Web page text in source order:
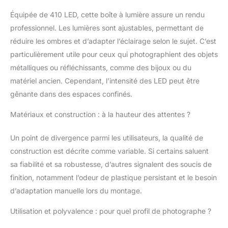
la boîte lumineuse a un
élevé de 95+, un
réglage de la luminosité
de 1 % à 100 %, pas de
stroboscope ni de
pouvez créer des
lumières plus
douces, offrant un effet
et vif. Bon effet de
collecte de lumière : le
tissu réfléchissant
argenté interne répartit
uniformément la
lumière pour éviter les
diffuseur de lumière
Équipée de 410 LED, cette boîte à lumière assure un rendu
professionnel. Les lumières sont ajustables, permettant de
réduire les ombres et d’adapter l’éclairage selon le sujet. C’est
particulièrement utile pour ceux qui photographient des objets
métalliques ou réfléchissants, comme des bijoux ou du
matériel ancien. Cependant, l’intensité des LED peut être
gênante dans des espaces confinés.
Matériaux et construction : à la hauteur des attentes ?
Un point de divergence parmi les utilisateurs, la qualité de
construction est décrite comme variable. Si certains saluent
sa fiabilité et sa robustesse, d’autres signalent des soucis de
finition, notamment l’odeur de plastique persistant et le besoin
d’adaptation manuelle lors du montage.
Utilisation et polyvalence : pour quel profil de photographe ?